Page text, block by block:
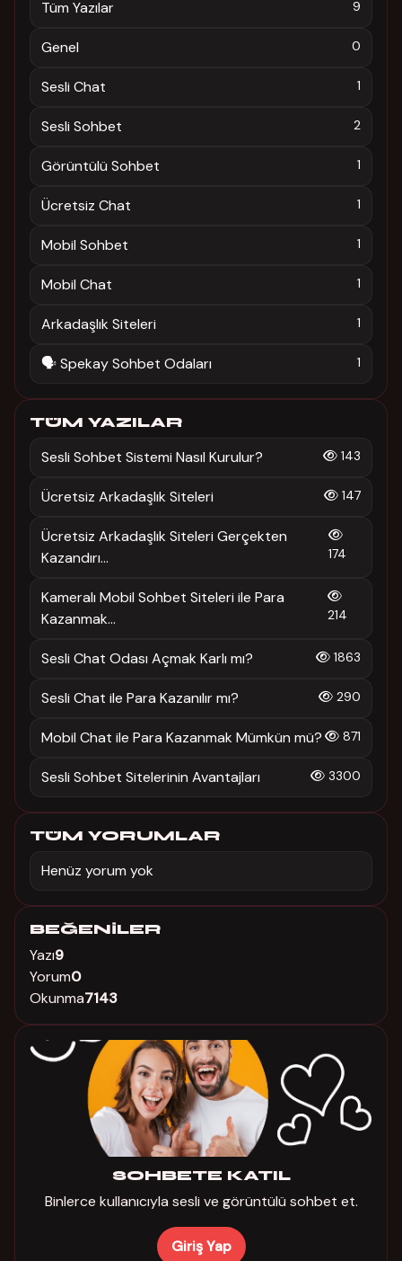
Tüm Yazılar 9
Genel 0
Sesli Chat 1
Sesli Sohbet 2
Görüntülü Sohbet 1
Ücretsiz Chat 1
Mobil Sohbet 1
Mobil Chat 1
Arkadaşlık Siteleri 1
🗣️ Spekay Sohbet Odaları 1
TÜM YAZILAR
Sesli Sohbet Sistemi Nasıl Kurulur? 143
Ücretsiz Arkadaşlık Siteleri 147
Ücretsiz Arkadaşlık Siteleri Gerçekten
Kazandırı...
174
Kameralı Mobil Sohbet Siteleri ile Para
Kazanmak...
214
Sesli Chat Odası Açmak Karlı mı? 1863
Sesli Chat ile Para Kazanılır mı? 290
Mobil Chat ile Para Kazanmak Mümkün mü? 871
Sesli Sohbet Sitelerinin Avantajları 3300
TÜM YORUMLAR
Henüz yorum yok
BEĞENILER
Yazı9
Yorum0
Okunma7143
SOHBETE KATIL
Binlerce kullanıcıyla sesli ve görüntülü sohbet et.
Giriş Yap